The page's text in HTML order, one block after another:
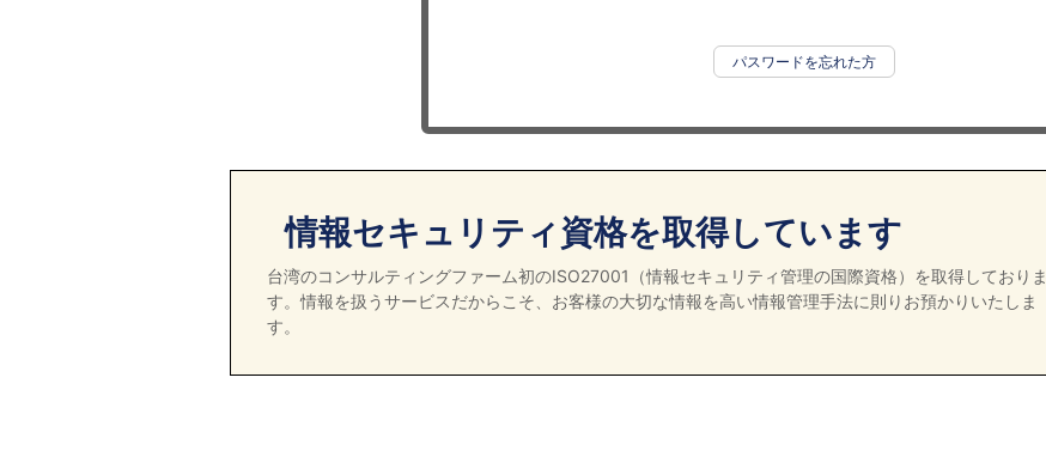
パスワードを忘れた方
情報セキュリティ資格を取得しています
台湾のコンサルティングファーム初のISO27001（情報セキュリティ管理の国際資格）を取得しておりま
す。情報を扱うサービスだからこそ、お客様の大切な情報を高い情報管理手法に則りお預かりいたしま
す。